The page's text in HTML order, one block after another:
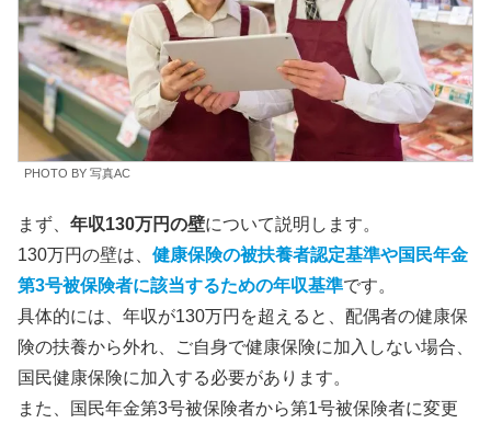
PHOTO BY 写真AC
まず、 年収130万円の壁について説明します。
130万円の壁は、 健康保険の被扶養者認定基準や国民年金
第3号被保険者に該当するための年収基準です。
具体的には、年収が130万円を超えると、配偶者の健康保
険の扶養から外れ、ご自身で健康保険に加入しない場合、
国民健康保険に加入する必要があります。
また、国民年金第3号被保険者から第1号被保険者に変更